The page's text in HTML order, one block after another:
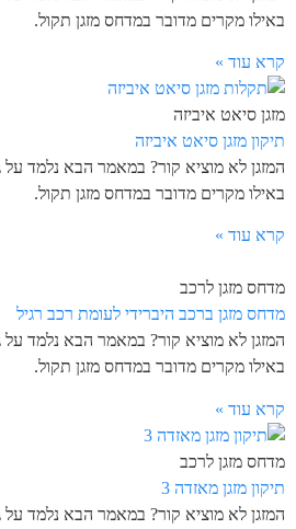
באילו מקרים מדובר במדחס מזגן תקול.
קרא עוד »
מזגן סיאט איביזה
תיקון מזגן סיאט איביזה
המזגן לא מוציא קור? במאמר הבא נלמד על
באילו מקרים מדובר במדחס מזגן תקול.
קרא עוד »
מדחס מזגן לרכב
מדחס מזגן ברכב היברידי לעומת רכב רגיל
המזגן לא מוציא קור? במאמר הבא נלמד על
באילו מקרים מדובר במדחס מזגן תקול.
קרא עוד »
מדחס מזגן לרכב
תיקון מזגן מאזדה 3
המזגן לא מוציא קור? במאמר הבא נלמד על